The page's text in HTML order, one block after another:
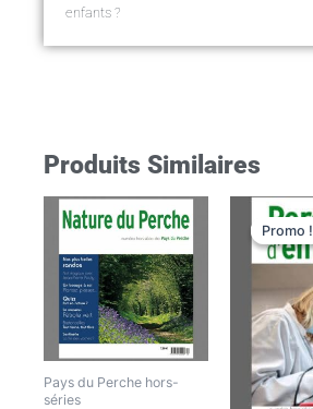
enfants ?
Produits Similaires
Pays du Perche hors-
séries
Promo !
Promo !
Le
initial
était :